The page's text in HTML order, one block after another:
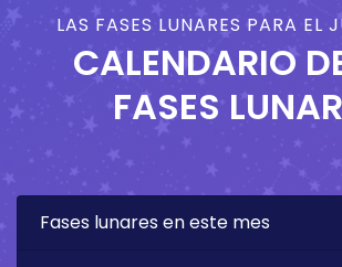
LAS FASES LUNARES PARA EL
CALENDARIO
FASES
Fases lunares en este mes